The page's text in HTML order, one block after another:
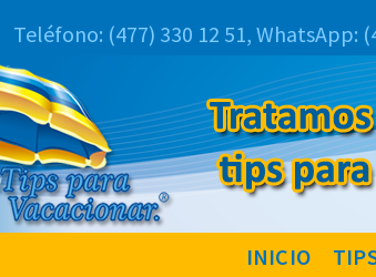
Teléfono: (477) 330 12 51, WhatsApp:
INICIO